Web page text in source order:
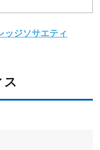
ッジソサエティ
ス